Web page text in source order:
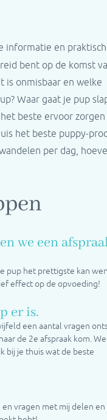
informatie en
bent op de komst
is onmisbaar en welke
Waar gaat je pup
beste ervoor
het beste puppy-
per dag,
we een
pup het prettigste kan
effect op de opvoeding!
er is.
een aantal vragen
de 2e afspraak kom. We
bij je thuis wat de beste
vragen met mij delen en